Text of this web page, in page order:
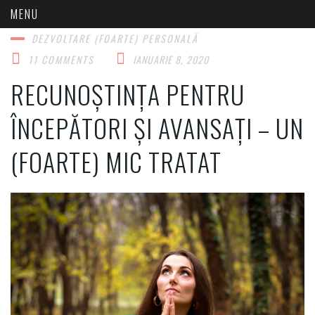
DEZVOLTARE (FOARTE) PERSONALĂ​
11 COMMENTS
IANUARIE 8, 2020
RECUNOȘTINȚA PENTRU
ÎNCEPĂTORI ȘI AVANSAȚI – UN
(FOARTE) MIC TRATAT